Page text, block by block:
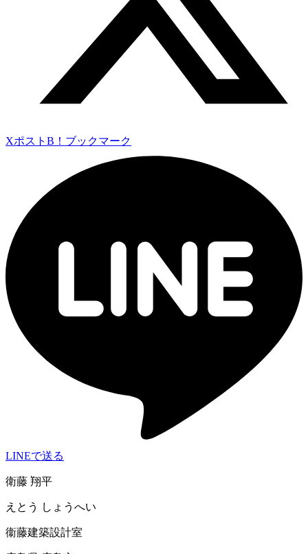
Xポスト B！ブックマーク
LINEで送る
衛藤 翔平
えとう しょうへい
衞藤建築設計室